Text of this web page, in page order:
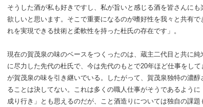
そうした酒が私も好きですし、私が旨いと感じる酒を皆さんにも
欲しいと思います。そこで重要になるのが嗜好性を我々と共有で
れを実現できる技術と柔軟性を持った杜氏の存在です」。
現在の賀茂泉の味のベースをつくったのは、蔵主二代目と共に純
に尽力した先代の杜氏で、今は先代のもとで20年ほど仕事をして
が賀茂泉の味を引き継いでいる。したがって、賀茂泉独特の濃醇
ることは決してない。これは多くの職人仕事がそうであるように
成り行き」とも思えるのだが、こと酒造りについては独自の課題